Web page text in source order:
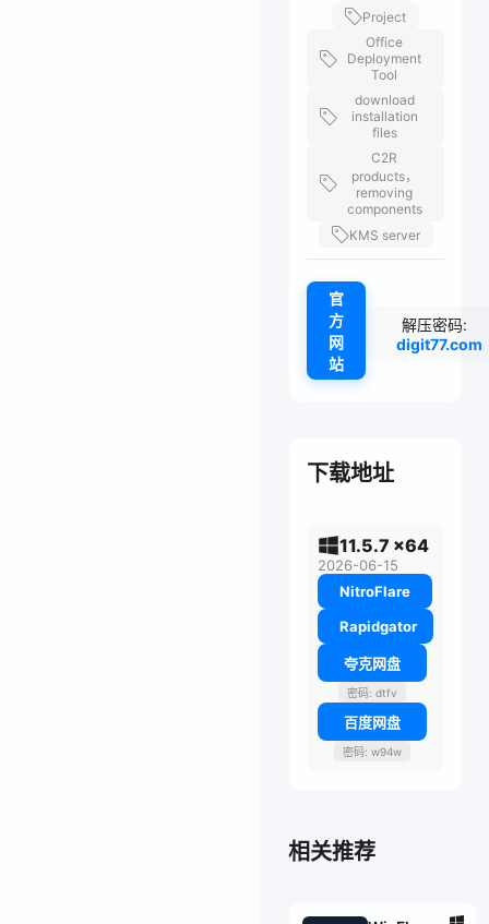
Project
Office
Deployment
Tool
download
installation
files
C2R
products，
removing
components
KMS server
官
方
网
站
解压密码:
digit77.com
下载地址
11.5.7 x64
2026-06-15
NitroFlare
Rapidgator
夸克网盘
密码: dtfv
百度网盘
密码: w94w
相关推荐